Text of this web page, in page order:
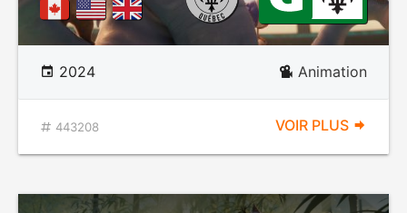
2024 Animation
443208 VOIR PLUS